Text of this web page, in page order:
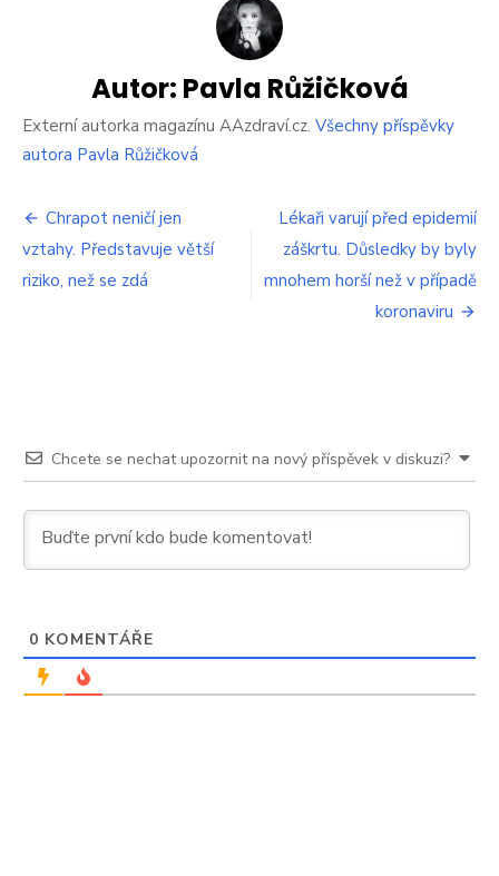
popraskané
Jednoduchá
lázeň
přináší
skvělé
Autor: Pavla Růžičková
Externí autorka magazínu AAzdraví.cz. Všechny příspěvky
autora Pavla Růžičková
Navigace
pro
příspěvek
Chrapot neničí jen
vztahy. Představuje větší
riziko, než se zdá
Lékaři varují před epidemií
záškrtu. Důsledky by byly
mnohem horší než v případě
koronaviru
Chcete se nechat upozornit na nový příspěvek v diskuzi?
0 KOMENTÁŘE